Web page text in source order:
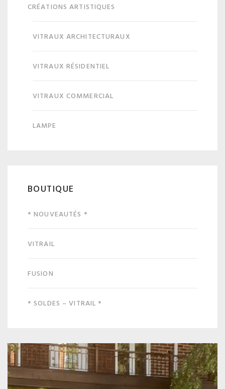
CRÉATIONS ARTISTIQUES
VITRAUX ARCHITECTURAUX
VITRAUX RÉSIDENTIEL
VITRAUX COMMERCIAL
LAMPE
BOUTIQUE
* NOUVEAUTÉS *
VITRAIL
FUSION
* SOLDES – VITRAIL *